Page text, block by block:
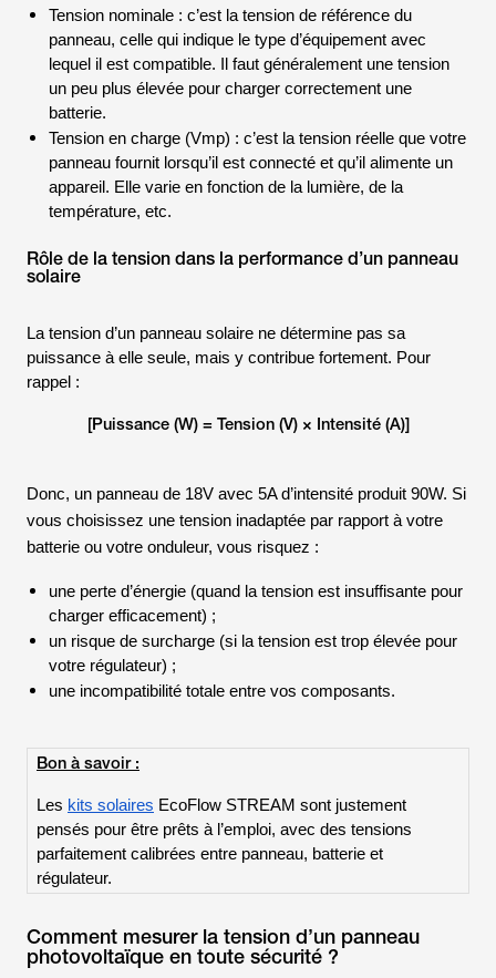
Tension nominale : c’est la tension de référence du
panneau, celle qui indique le type d’équipement avec
lequel il est compatible. Il faut généralement une tension
un peu plus élevée pour charger correctement une
batterie.
Tension en charge (Vmp) : c’est la tension réelle que votre
panneau fournit lorsqu’il est connecté et qu’il alimente un
appareil. Elle varie en fonction de la lumière, de la
température, etc.
Rôle de la tension dans la performance d’un panneau
solaire
La tension d’un panneau solaire ne détermine pas sa
puissance à elle seule, mais y contribue fortement. Pour
rappel :
[Puissance (W) = Tension (V) × Intensité (A)]
Donc, un panneau de 18V avec 5A d’intensité produit 90W. Si
vous choisissez une tension inadaptée par rapport à votre
batterie ou votre onduleur, vous risquez :
une perte d’énergie (quand la tension est insuffisante pour
charger efficacement) ;
un risque de surcharge (si la tension est trop élevée pour
votre régulateur) ;
une incompatibilité totale entre vos composants.
Bon à savoir :
Les kits solaires EcoFlow STREAM sont justement
pensés pour être prêts à l’emploi, avec des tensions
parfaitement calibrées entre panneau, batterie et
régulateur.
Comment mesurer la tension d’un panneau
photovoltaïque en toute sécurité ?